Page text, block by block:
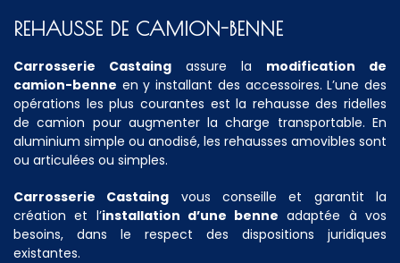
REHAUSSE DE CAMION-BENNE
Carrosserie Castaing assure la modification de
camion-benne en y installant des accessoires. L’une des
opérations les plus courantes est la rehausse des ridelles
de camion pour augmenter la charge transportable. En
aluminium simple ou anodisé, les rehausses amovibles sont
ou articulées ou simples.
Carrosserie Castaing vous conseille et garantit la
création et l’installation d’une benne adaptée à vos
besoins, dans le respect des dispositions juridiques
existantes.